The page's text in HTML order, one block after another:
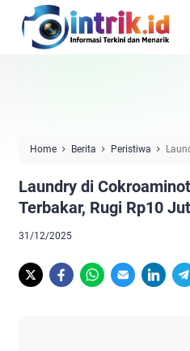
Home Berita Peristiwa
Laundry di
Terbakar, Rugi Rp10
31/12/2025